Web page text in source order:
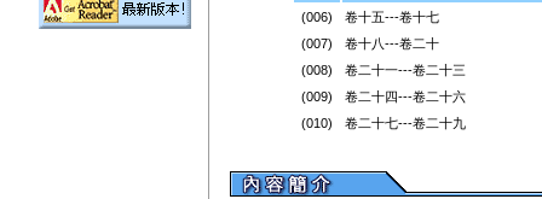
(006)
卷十五---卷十七
(007)
卷十八---卷二十
(008)
卷二十一---卷二十三
(009)
卷二十四---卷二十六
(010)
卷二十七---卷二十九